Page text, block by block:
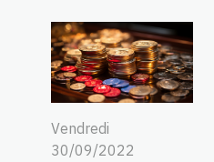
Vendredi
30/09/2022